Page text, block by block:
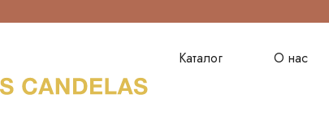
Каталог О нас